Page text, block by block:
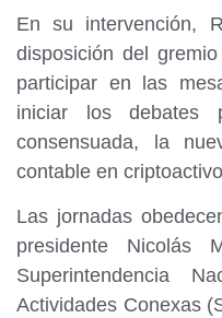
En su intervención,
disposición del
participar en las
iniciar los debates
consensuada, la
contable en
Las jornadas
presidente Nicolás
Superintendencia
Actividades Conexas